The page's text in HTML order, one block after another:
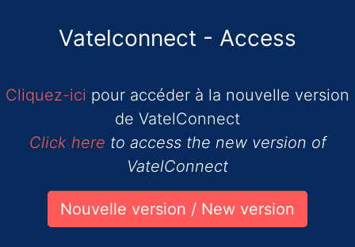
Vatelconnect - Access
Cliquez-ici pour accéder à la nouvelle version
de VatelConnect
Click here to access the new version of
VatelConnect
Nouvelle version / New version